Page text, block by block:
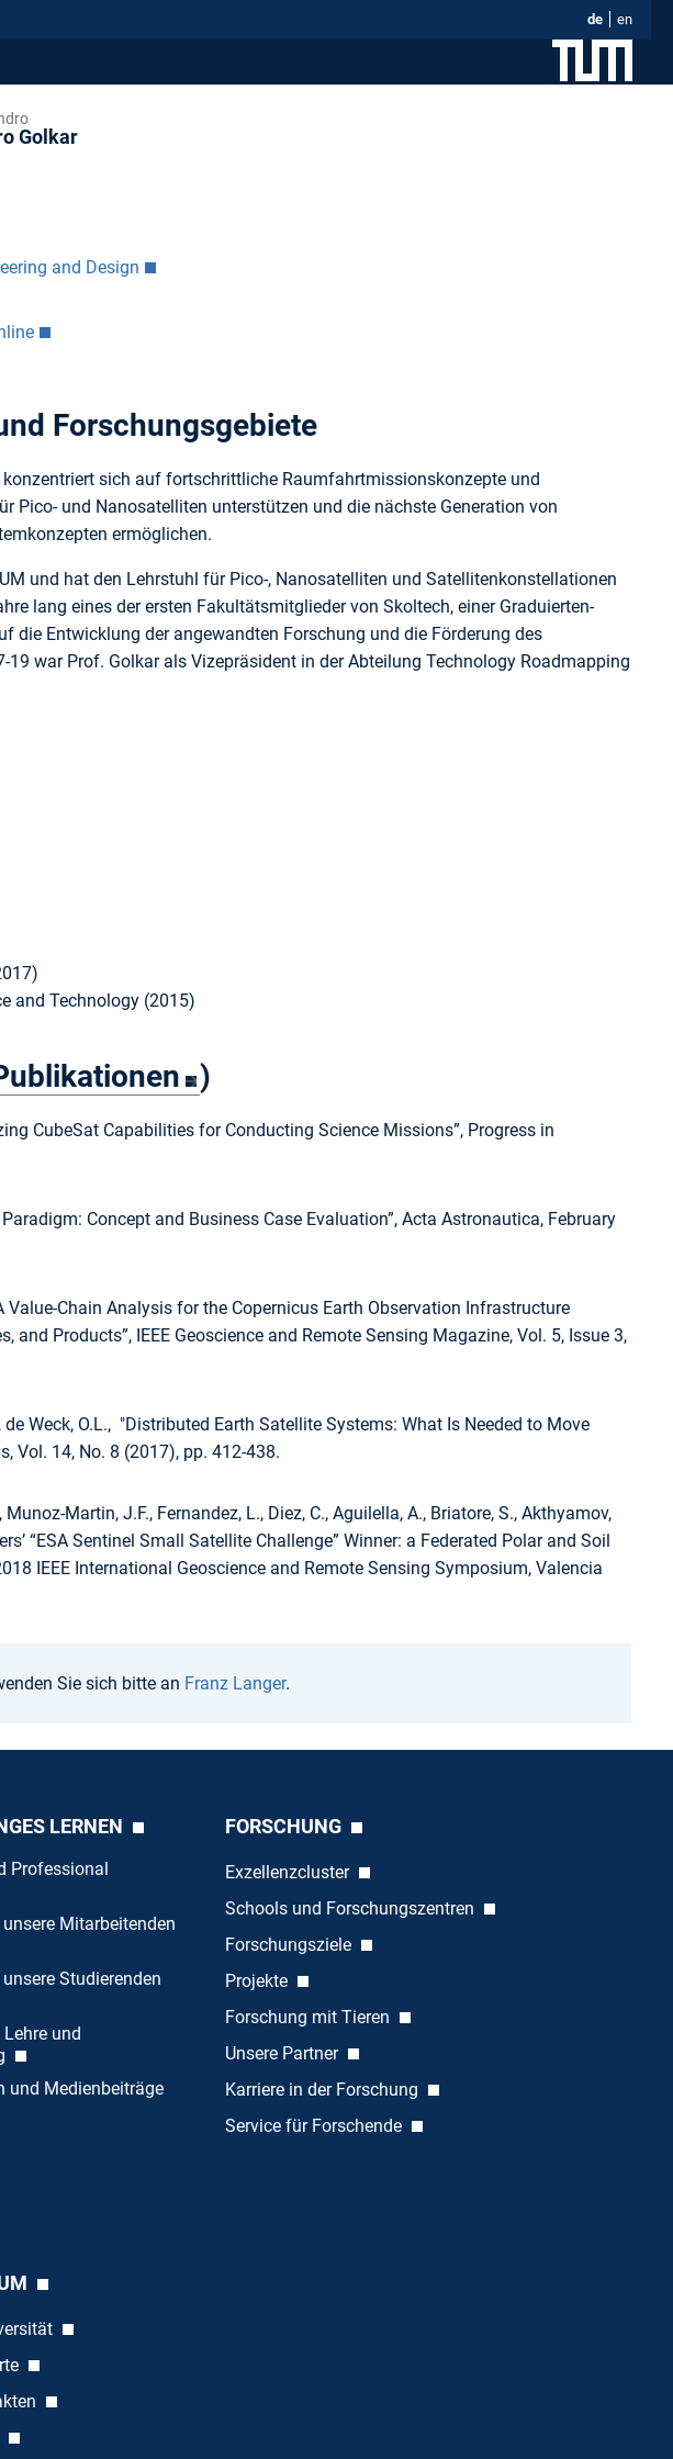
de en
Golkar
and Design
Forschungsgebiete
sich auf fortschrittliche Raumfahrtmissionskonzepte und
Pico- und Nanosatelliten unterstützen und die nächste Generation von
ermöglichen.
und hat den Lehrstuhl für Pico-, Nanosatelliten und Satellitenkonstellationen
lang eines der ersten Fakultätsmitglieder von Skoltech, einer Graduierten-
die Entwicklung der angewandten Forschung und die Förderung des
war Prof. Golkar als Vizepräsident in der Abteilung Technology Roadmapping
and Technology (2015)
)
CubeSat Capabilities for Conducting Science Missions”, Progress in
Concept and Business Case Evaluation”, Acta Astronautica, February
Value-Chain Analysis for the Copernicus Earth Observation Infrastructure
and Products”, IEEE Geoscience and Remote Sensing Magazine, Vol. 5, Issue 3,
de Weck, O.L., "Distributed Earth Satellite Systems: What Is Needed to Move
Vol. 14, No. 8 (2017), pp. 412-438.
Martin, J.F., Fernandez, L., Diez, C., Aguilella, A., Briatore, S., Akthyamov,
“ESA Sentinel Small Satellite Challenge” Winner: a Federated Polar and Soil
IEEE International Geoscience and Remote Sensing Symposium, Valencia
Sie sich bitte an Franz Langer.
LERNEN
Professional
Mitarbeitenden
Studierenden
und
und Medienbeiträge
FORSCHUNG
Exzellenzcluster
Schools und Forschungszentren
Forschungsziele
Projekte
Forschung mit Tieren
Unsere Partner
Karriere in der Forschung
Service für Forschende